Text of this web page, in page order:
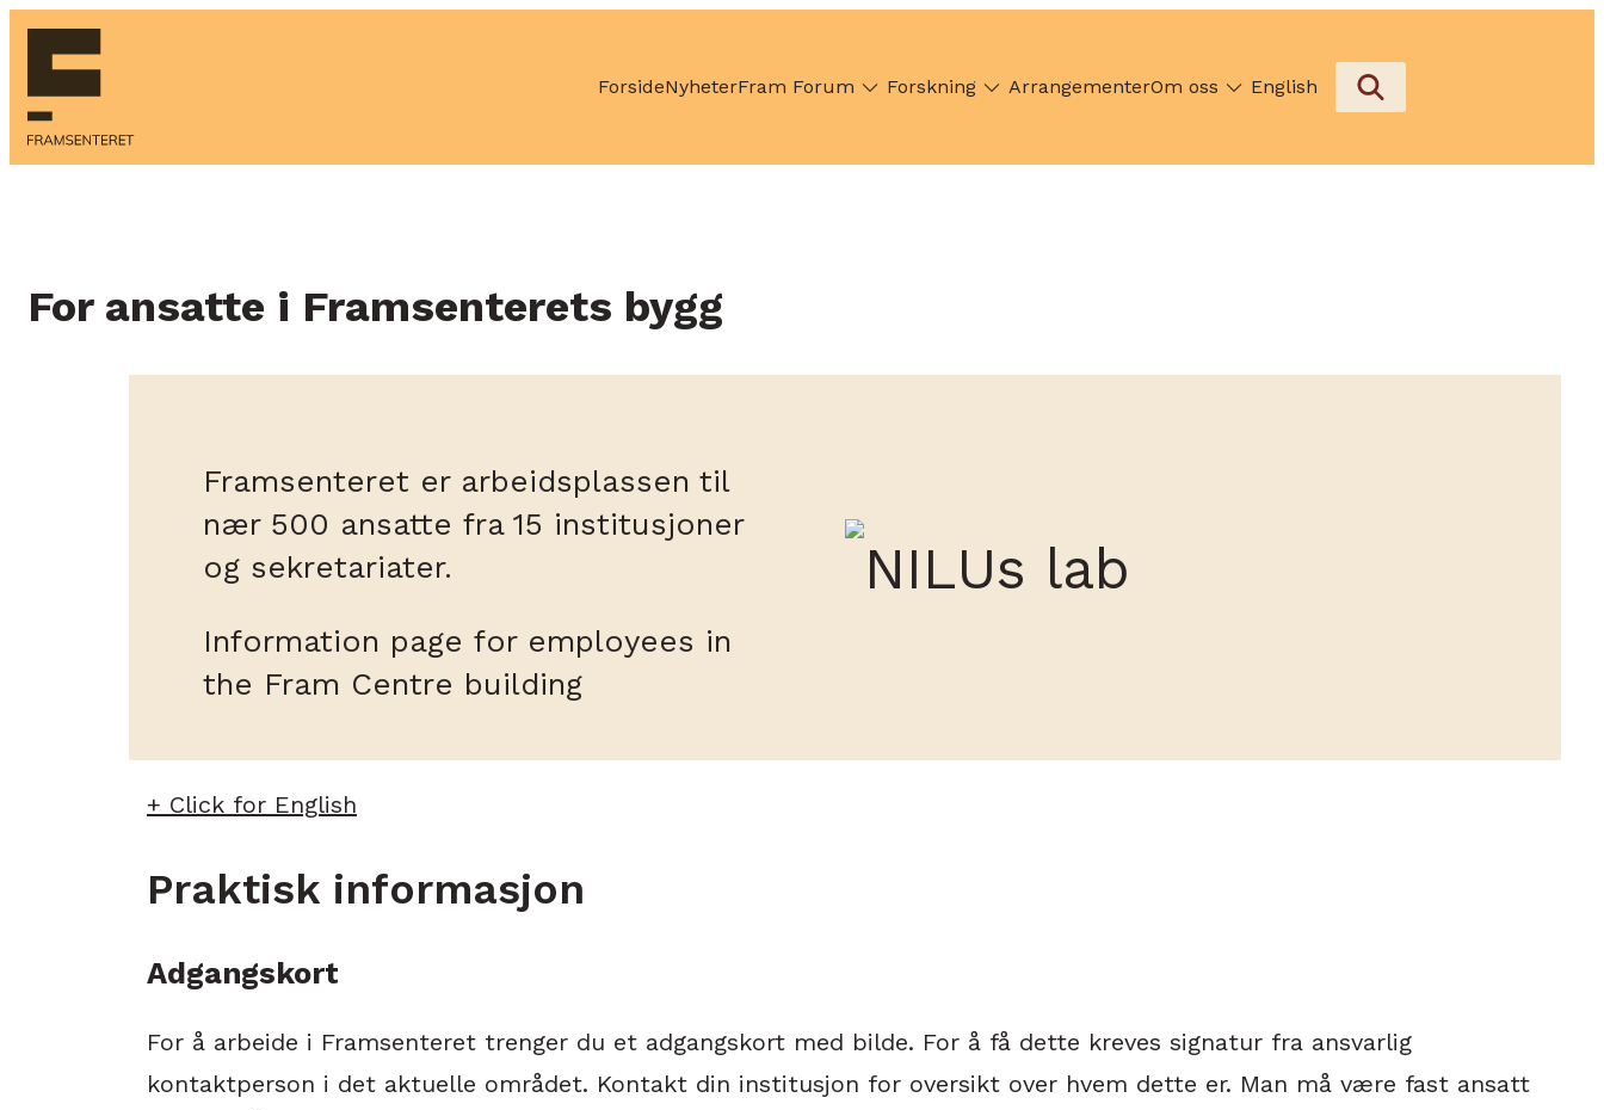
Hopp
innhold
ForsideNyheterFram Forum Forskning ArrangementerOm oss English
For ansatte i Framsenterets bygg
Framsenteret er arbeidsplassen til
nær 500 ansatte fra 15 institusjoner
og sekretariater.
Information page for employees in
the Fram Centre building
+ Click for English
Praktisk informasjon
Adgangskort
For å arbeide i Framsenteret trenger du et adgangskort med bilde. For å få dette kreves signatur fra ansvarlig
kontaktperson i det aktuelle området. Kontakt din institusjon for oversikt over hvem dette er. Man må være fast ansatt